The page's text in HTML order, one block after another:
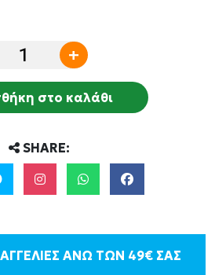
+
στο καλάθι
SHARE:
ΑΝΩ ΤΩΝ 49€ ΣΑΣ